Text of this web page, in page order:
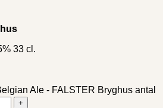
33 cl.
Ale - FALSTER Bryghus antal